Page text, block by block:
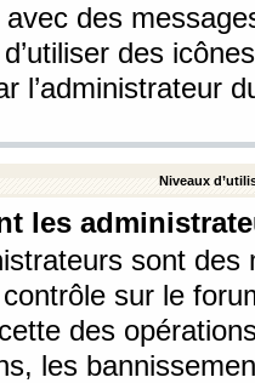
des
des
l’administrateur
Niveaux
les
sont
sur le
des
les